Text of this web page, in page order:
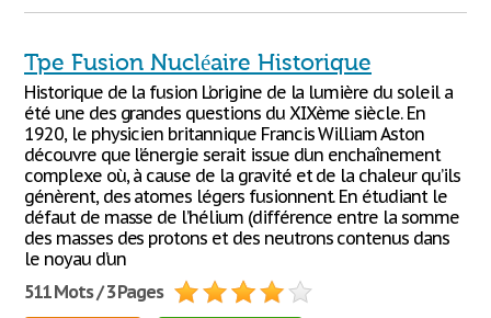
Tpe Fusion Nucléaire Historique
Historique de la fusion L’origine de la lumière du soleil a
été une des grandes questions du XIXème siècle. En
1920, le physicien britannique Francis William Aston
découvre que l’énergie serait issue d’un enchaînement
complexe où, à cause de la gravité et de la chaleur qu’ils
génèrent, des atomes légers fusionnent. En étudiant le
défaut de masse de l’hélium (différence entre la somme
des masses des protons et des neutrons contenus dans
le noyau d’un
511 Mots / 3 Pages